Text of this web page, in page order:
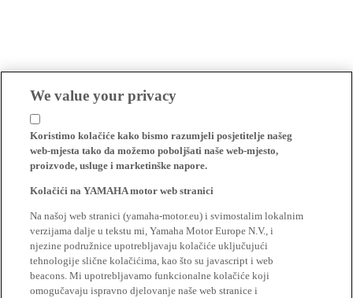
We value your privacy
Koristimo kolačiće kako bismo razumjeli posjetitelje našeg
web-mjesta tako da možemo poboljšati naše web-mjesto,
proizvode, usluge i marketinške napore.
Kolačići na YAMAHA motor web stranici
Na našoj web stranici (yamaha-motor.eu) i svimostalim lokalnim
verzijama dalje u tekstu mi, Yamaha Motor Europe N.V., i
njezine podružnice upotrebljavaju kolačiće uključujući
tehnologije slične kolačićima, kao što su javascript i web
beacons. Mi upotrebljavamo funkcionalne kolačiće koji
omogučavaju ispravno djelovanje naše web stranice i